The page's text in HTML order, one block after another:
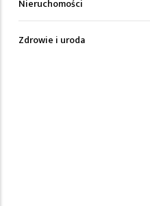
Nieruchomości
Zdrowie i uroda